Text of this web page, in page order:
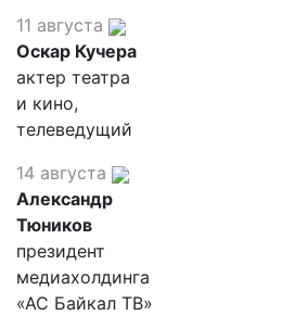
11 августа
Оскар Кучера
актер театра
и кино,
телеведущий
14 августа
Александр
Тюников
президент
медиахолдинга
«АС Байкал ТВ»